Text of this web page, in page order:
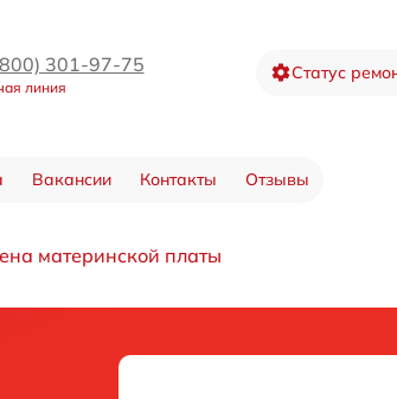
301-97-75
линия
Статус
Вакансии Контакты Отзывы
материнской платы